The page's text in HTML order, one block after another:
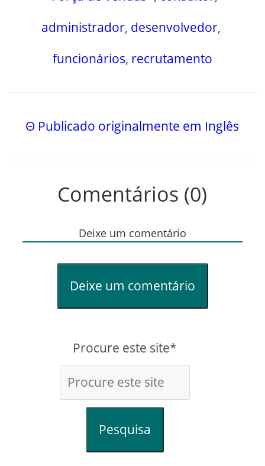
administrador, desenvolvedor,
funcionários, recrutamento
Θ Publicado originalmente em Inglês
Comentários (0)
Deixe um comentário
Deixe um comentário
Procure este site*
Pesquisa